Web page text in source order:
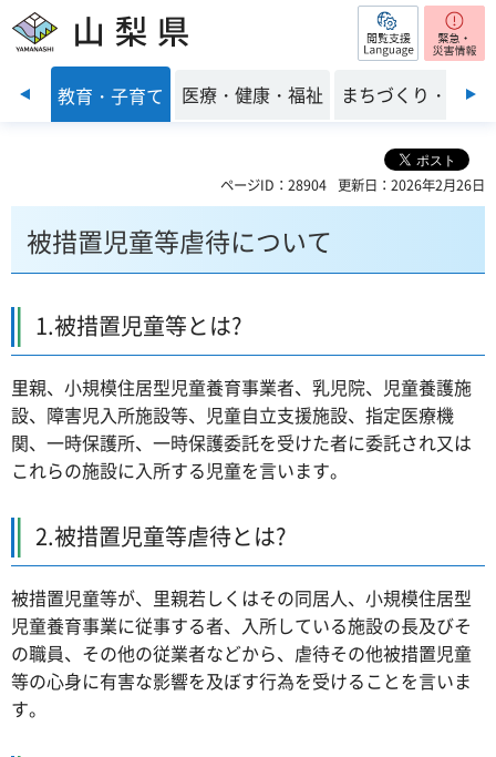
山梨県 閲覧支援
前のスライドを表示
し 教育・子育て 医療・健康・福祉 まちづくり・環境
ページID：28904 更新日：2026年2月26日
被措置児童等虐待について
1.被措置児童等とは?
里親、小規模住居型児童養育事業者、乳児院、児童養護施
設、障害児入所施設等、児童自立支援施設、指定医療機
関、一時保護所、一時保護委託を受けた者に委託され又は
これらの施設に入所する児童を言います。
2.被措置児童等虐待とは?
被措置児童等が、里親若しくはその同居人、小規模住居型
児童養育事業に従事する者、入所している施設の長及びそ
の職員、その他の従業者などから、虐待その他被措置児童
等の心身に有害な影響を及ぼす行為を受けることを言いま
す。